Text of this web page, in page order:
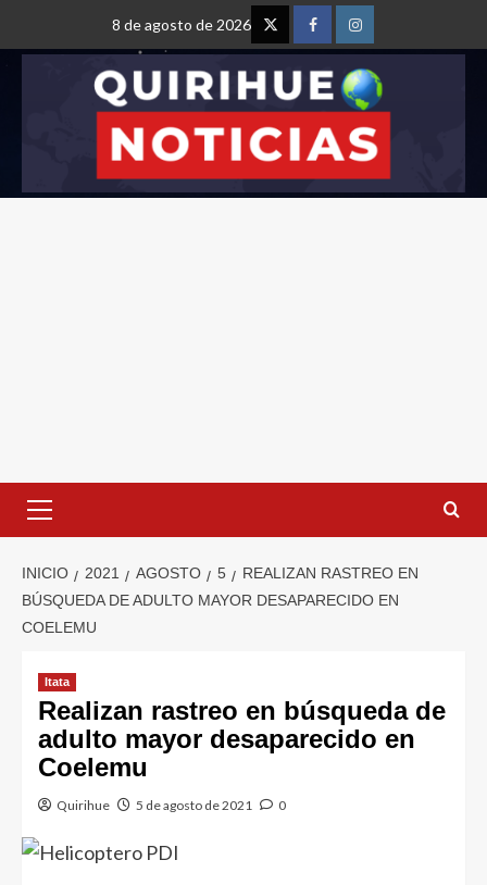
8 de agosto de 2026
INICIO 2021 AGOSTO 5
REALIZAN RASTREO EN
BÚSQUEDA DE ADULTO MAYOR DESAPARECIDO EN
COELEMU
Itata
Realizan rastreo en búsqueda de
adulto mayor desaparecido en
Coelemu
Quirihue 5 de agosto de 2021 0